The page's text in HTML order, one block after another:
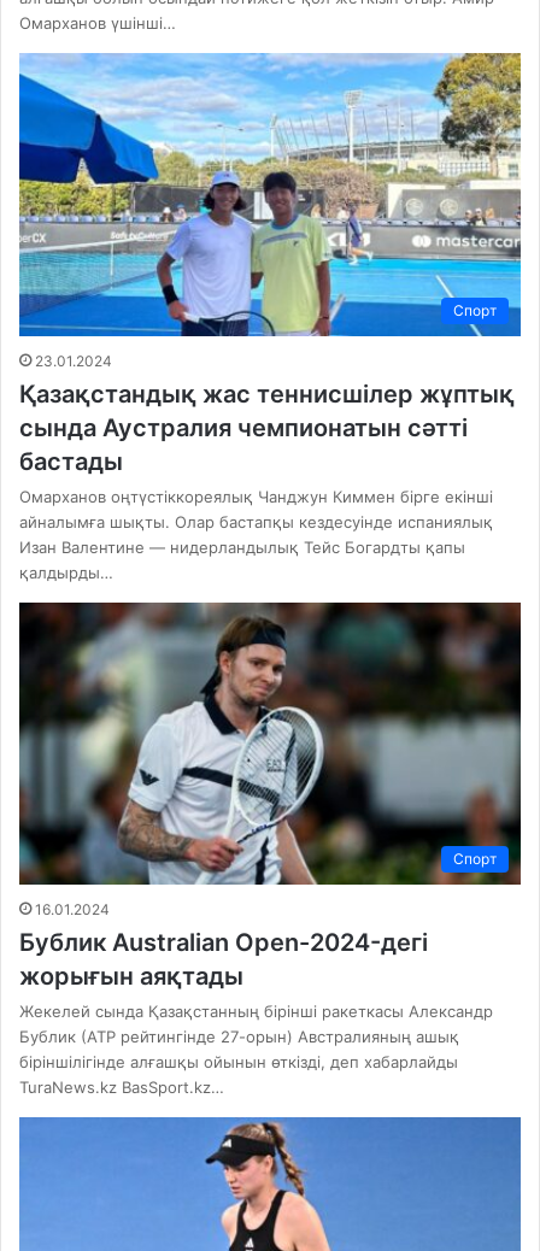
Омарханов үшінші…
Спорт
23.01.2024
Қазақстандық жас теннисшілер жұптық
сында Аустралия чемпионатын сәтті
бастады
Омарханов оңтүстіккореялық Чанджун Киммен бірге екінші
айналымға шықты. Олар бастапқы кездесуінде испаниялық
Изан Валентине — нидерландылық Тейс Богардты қапы
қалдырды…
Спорт
16.01.2024
Бублик Australian Open-2024-дегі
жорығын аяқтады
Жекелей сында Қазақстанның бірінші ракеткасы Александр
Бублик (АТР рейтингінде 27-орын) Австралияның ашық
біріншілігінде алғашқы ойынын өткізді, деп хабарлайды
TuraNews.kz BasSport.kz…